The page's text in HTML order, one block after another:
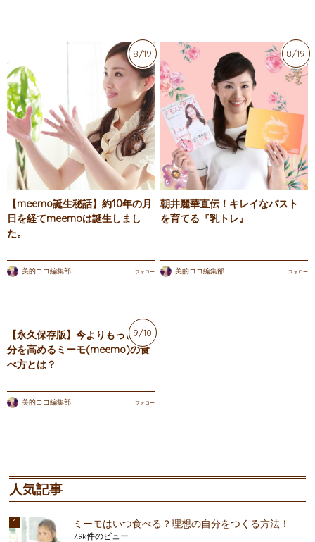
【meemo誕生秘話】約10年の月
日を経てmeemoは誕生しまし
た。
美的ココ編集部 フォロー
8/19
朝井麗華直伝！キレイなバスト
を育てる『乳トレ』
美的ココ編集部 フォロー
8/19
【永久保存版】今よりもっと自
分を高めるミーモ(meemo)の食
べ方とは？
美的ココ編集部 フォロー
9/10
人気記事
ミーモはいつ食べる？理想の自分をつくる方法！
7.9k件のビュー